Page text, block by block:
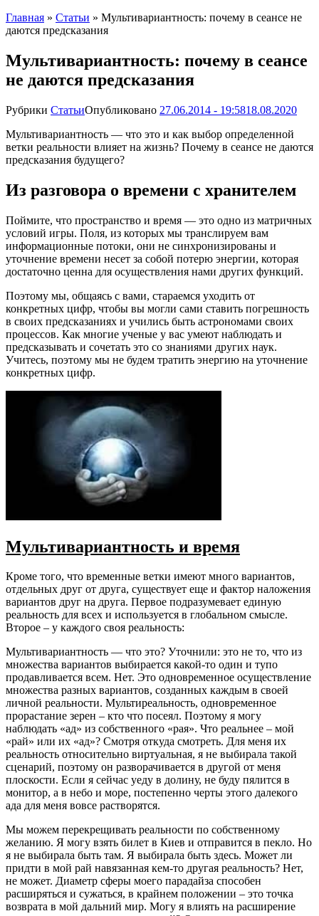
Главная » Статьи » Мультивариантность: почему в сеансе не
даются предсказания
Мультивариантность: почему в сеансе
не даются предсказания
Рубрики СтатьиОпубликовано 27.06.2014 - 19:5818.08.2020
Мультивариантность — что это и как выбор определенной
ветки реальности влияет на жизнь? Почему в сеансе не даются
предсказания будущего?
Из разговора о времени с хранителем
Поймите, что пространство и время — это одно из матричных
условий игры. Поля, из которых мы транслируем вам
информационные потоки, они не синхронизированы и
уточнение времени несет за собой потерю энергии, которая
достаточно ценна для осуществления нами других функций.
Поэтому мы, общаясь с вами, стараемся уходить от
конкретных цифр, чтобы вы могли сами ставить погрешность
в своих предсказаниях и учились быть астрономами своих
процессов. Как многие ученые у вас умеют наблюдать и
предсказывать и сочетать это со знаниями других наук.
Учитесь, поэтому мы не будем тратить энергию на уточнение
конкретных цифр.
Мультивариантность и время
Кроме того, что временные ветки имеют много вариантов,
отдельных друг от друга, существует еще и фактор наложения
вариантов друг на друга. Первое подразумевает единую
реальность для всех и используется в глобальном смысле.
Второе – у каждого своя реальность:
Мультивариантность — что это? Уточнили: это не то, что из
множества вариантов выбирается какой-то один и тупо
продавливается всем. Нет. Это одновременное осуществление
множества разных вариантов, созданных каждым в своей
личной реальности. Мультиреальность, одновременное
прорастание зерен – кто что посеял. Поэтому я могу
наблюдать «ад» из собственного «рая». Что реальнее – мой
«рай» или их «ад»? Смотря откуда смотреть. Для меня их
реальность относительно виртуальная, я не выбирала такой
сценарий, поэтому он разворачивается в другой от меня
плоскости. Если я сейчас уеду в долину, не буду пялится в
монитор, а в небо и море, постепенно черты этого далекого
ада для меня вовсе растворятся.
Мы можем перекрещивать реальности по собственному
желанию. Я могу взять билет в Киев и отправится в пекло. Но
я не выбирала быть там. Я выбирала быть здесь. Может ли
придти в мой рай навязанная кем-то другая реальность? Нет,
не может. Диаметр сферы моего парадайза способен
расширяться и сужаться, в крайнем положении – это точка
возврата в мой дальний мир. Могу я влиять на расширение